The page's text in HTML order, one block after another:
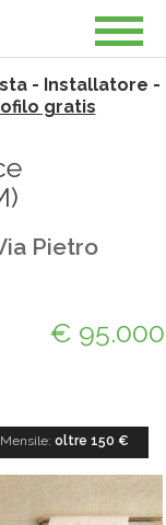
- Installatore -
gratis
)
Pietro
€ 95.000
oltre 150 €